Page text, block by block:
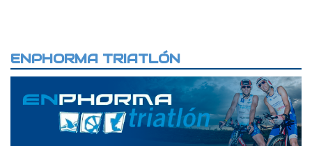
ENPHORMA TRIATLÓN